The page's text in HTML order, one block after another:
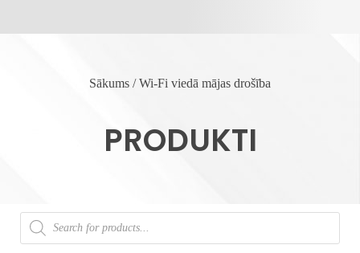
drošība
Sākums / Wi-Fi viedā mājas drošība
PRODUKTI